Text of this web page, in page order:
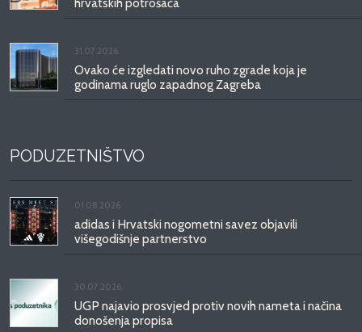
hrvatskih potrošača
31.07.2026.
Ovako će izgledati novo ruho zgrade koja je
godinama ruglo zapadnog Zagreba
PODUZETNIŠTVO
01.08.2026.
adidas i Hrvatski nogometni savez objavili
višegodišnje partnerstvo
30.07.2026.
UGP najavio prosvjed protiv novih nameta i načina
donošenja propisa